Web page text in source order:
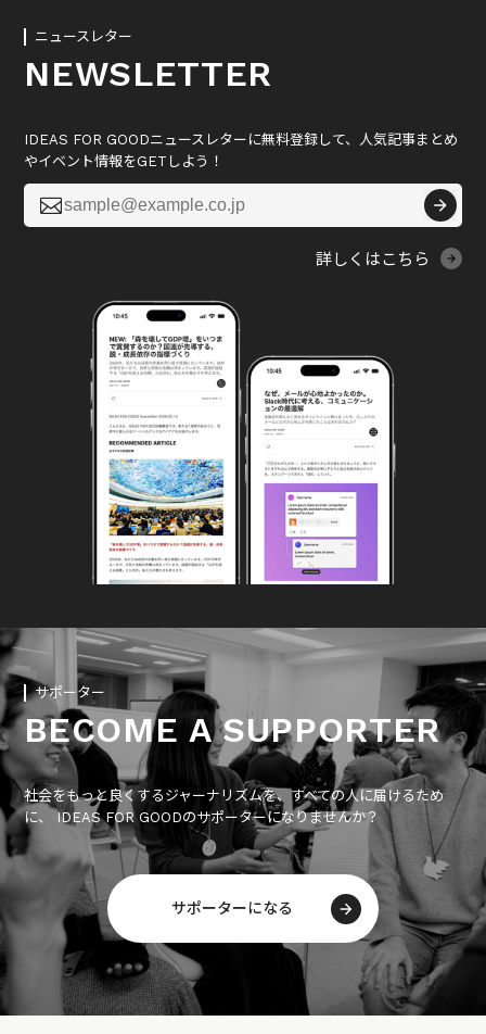
ニュースレター
NEWSLETTER
IDEAS FOR GOODニュースレターに無料登録して、人気記事まとめ
やイベント情報をGETしよう！

詳しくはこちら
サポーター
BECOME A SUPPORTER
社会をもっと良くするジャーナリズムを、すべての人に届けるため
に、 IDEAS FOR GOODのサポーターになりませんか？
サポーターになる